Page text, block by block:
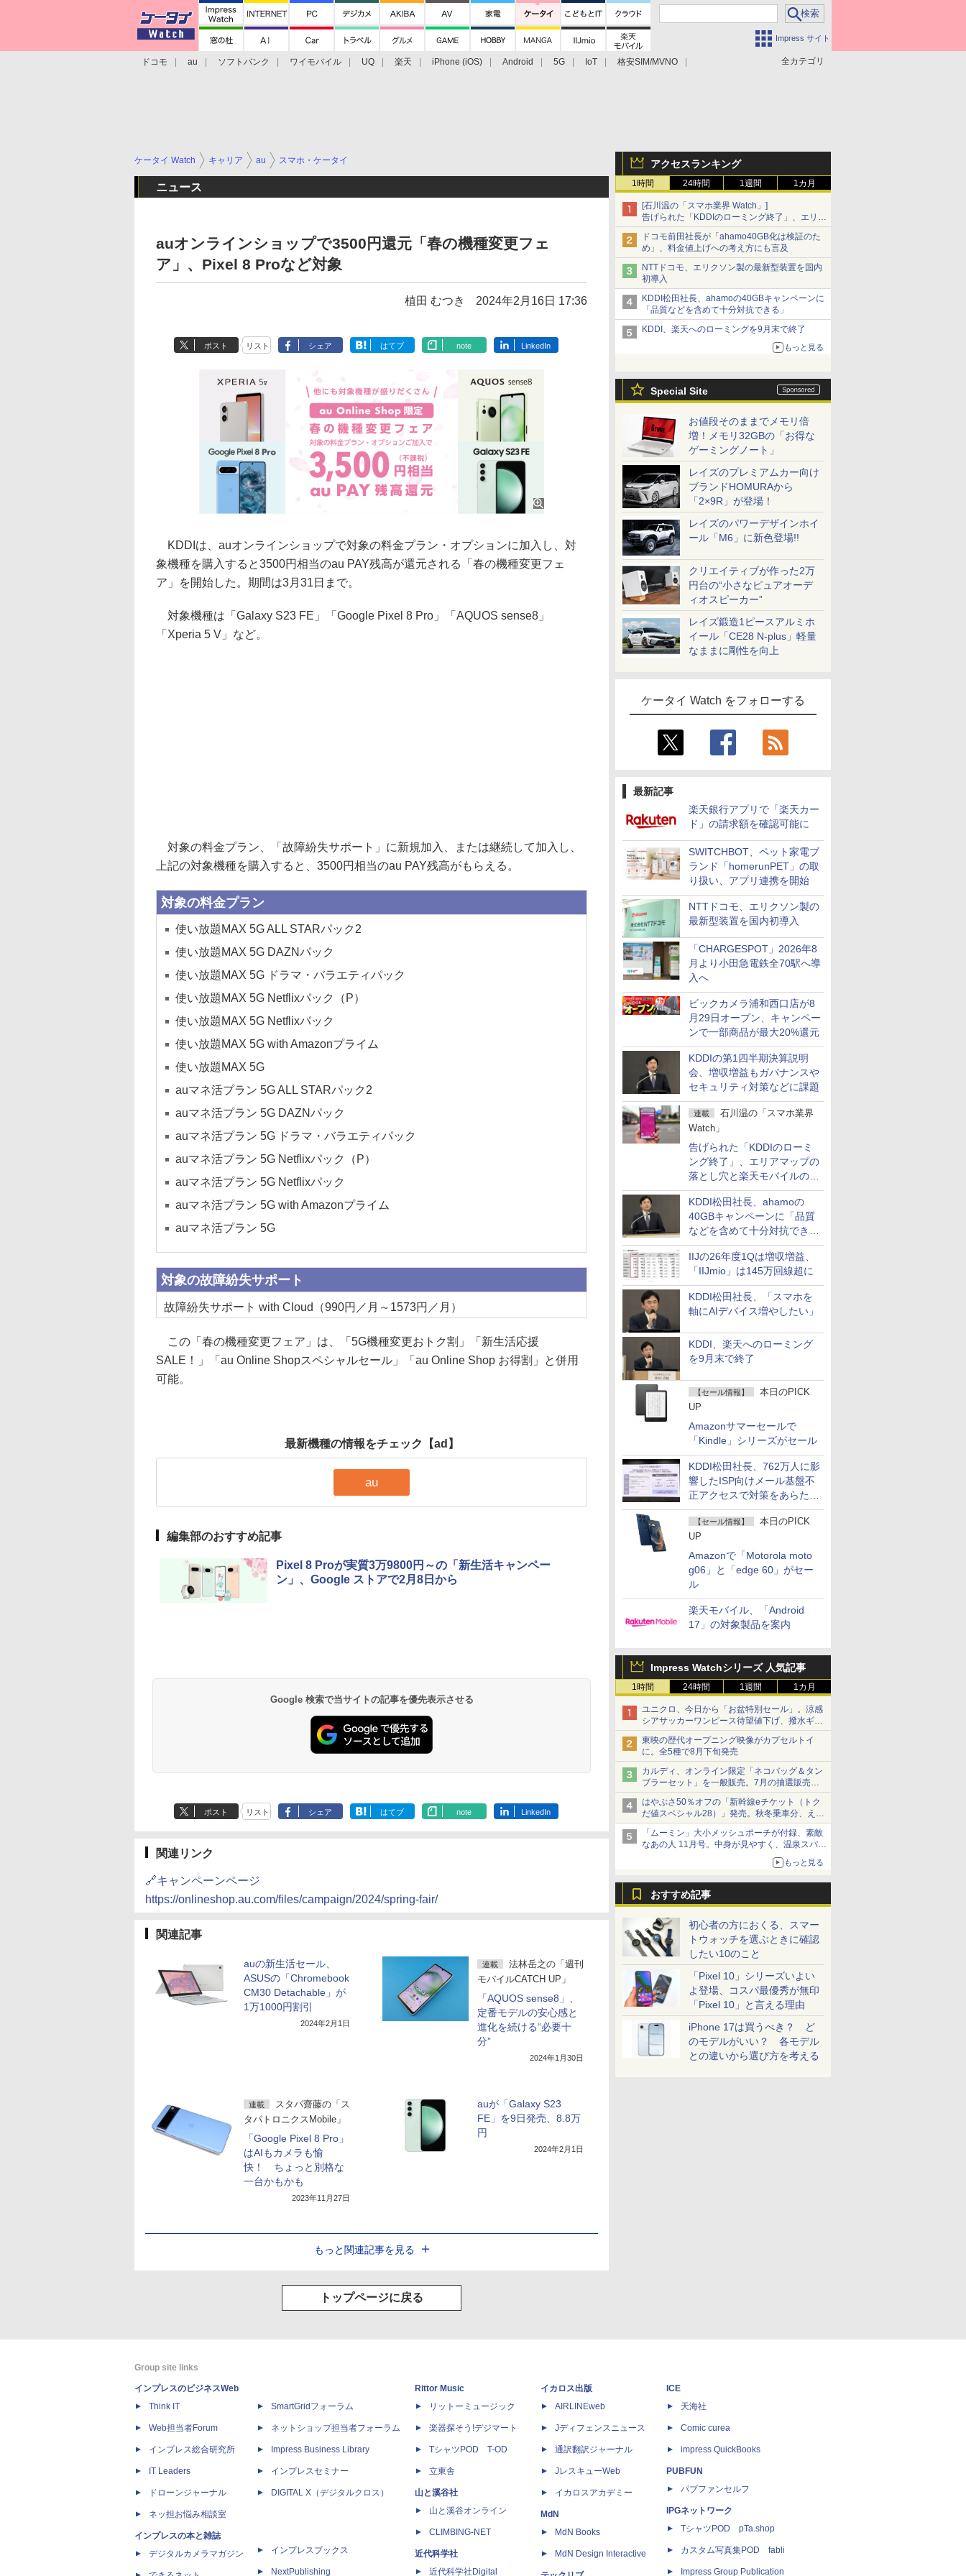
Impress サイト
全カテゴリ
ドコモ au ソフトバンク ワイモバイル UQ 楽天 iPhone (iOS) Android 5G IoT
格安SIM/MVNO
アクセスランキング
1時間 24時間 1週間 1カ月
[石川温の「スマホ業界 Watch」]
告げられた「KDDIのローミング終了」、エリア
マップの落とし穴と楽天モバイルの課題
ドコモ前田社長が「ahamo40GB化は検証のた
め」、料金値上げへの考え方にも言及
NTTドコモ、エリクソン製の最新型装置を国内
初導入
KDDI松田社長、ahamoの40GBキャンペーンに
「品質などを含めて十分対抗できる」
KDDI、楽天へのローミングを9月末で終了
もっと見る
Special Site
お値段そのままでメモリ倍
増！メモリ32GBの「お得な
ゲーミングノート」
レイズのプレミアムカー向け
ブランドHOMURAから
「2×9R」が登場！
レイズのパワーデザインホイ
ール「M6」に新色登場!!
クリエイティブが作った2万
円台の“小さなピュアオーデ
ィオスピーカー”
レイズ鍛造1ピースアルミホ
イール「CE28 N-plus」軽量
なままに剛性を向上
ケータイ Watch をフォローする
最新記事
楽天銀行アプリで「楽天カー
ド」の請求額を確認可能に
SWITCHBOT、ペット家電ブ
ランド「homerunPET」の取
り扱い、アプリ連携を開始
NTTドコモ、エリクソン製の
最新型装置を国内初導入
「CHARGESPOT」2026年8
月より小田急電鉄全70駅へ導
入へ
ビックカメラ浦和西口店が8
月29日オープン、キャンペー
ンで一部商品が最大20%還元
KDDIの第1四半期決算説明
会、増収増益もガバナンスや
セキュリティ対策などに課題
連載
石川温の「スマホ業界
Watch」
告げられた「KDDIのローミ
ング終了」、エリアマップの
落とし穴と楽天モバイルの課
題
KDDI松田社長、ahamoの
40GBキャンペーンに「品質
などを含めて十分対抗でき
る」
IIJの26年度1Qは増収増益、
「IIJmio」は145万回線超に
KDDI松田社長、「スマホを
軸にAIデバイス増やしたい」
KDDI、楽天へのローミング
を9月末で終了
【セール情報】
本日のPICK
UP
Amazonサマーセールで
「Kindle」シリーズがセール
KDDI松田社長、762万人に影
響したISP向けメール基盤不
正アクセスで対策をあらため
て説明
【セール情報】
本日のPICK
UP
Amazonで「Motorola moto
g06」と「edge 60」がセー
ル
楽天モバイル、「Android
17」の対象製品を案内
Impress Watchシリーズ 人気記事
1時間 24時間 1週間 1カ月
ユニクロ、今日から「お盆特別セール」。涼感
シアサッカーワンピース待望値下げ、撥水ギア
ショーツは1990円に
東映の歴代オープニング映像がカプセルトイ
に。全5種で8月下旬発売
カルディ、オンライン限定「ネコバッグ＆タン
ブラーセット」を一般販売。7月の抽選販売の
当選無効分
はやぶさ50％オフの「新幹線eチケット（トク
だ値スペシャル28）」発売。秋冬乗車分、えき
ねっと限定
「ムーミン」大小メッシュポーチが付録、素敵
なあの人 11月号。中身が見やすく、温泉スパに
もっと見る
おすすめ記事
初心者の方におくる、スマー
トウォッチを選ぶときに確認
したい10のこと
「Pixel 10」シリーズいよい
よ登場、コスパ最優秀が無印
「Pixel 10」と言える理由
iPhone 17は買うべき？ ど
のモデルがいい？ 各モデル
との違いから選び方を考える
ケータイ Watch キャリア au スマホ・ケータイ
ニュース
auオンラインショップで3500円還元「春の機種変更フェ
ア」、Pixel 8 Proなど対象
植田 むつき 2024年2月16日 17:36
ポスト リスト シェア はてブ note LinkedIn
KDDIは、auオンラインショップで対象の料金プラン・オプションに加入し、対
象機種を購入すると3500円相当のau PAY残高が還元される「春の機種変更フェ
ア」を開始した。期間は3月31日まで。
対象機種は「Galaxy S23 FE」「Google Pixel 8 Pro」「AQUOS sense8」
「Xperia 5 V」など。
対象の料金プラン、「故障紛失サポート」に新規加入、または継続して加入し、
上記の対象機種を購入すると、3500円相当のau PAY残高がもらえる。
対象の料金プラン
使い放題MAX 5G ALL STARパック2
使い放題MAX 5G DAZNパック
使い放題MAX 5G ドラマ・バラエティパック
使い放題MAX 5G Netflixパック（P）
使い放題MAX 5G Netflixパック
使い放題MAX 5G with Amazonプライム
使い放題MAX 5G
auマネ活プラン 5G ALL STARパック2
auマネ活プラン 5G DAZNパック
auマネ活プラン 5G ドラマ・バラエティパック
auマネ活プラン 5G Netflixパック（P）
auマネ活プラン 5G Netflixパック
auマネ活プラン 5G with Amazonプライム
auマネ活プラン 5G
対象の故障紛失サポート
故障紛失サポート with Cloud（990円／月～1573円／月）
この「春の機種変更フェア」は、「5G機種変更おトク割」「新生活応援
SALE！」「au Online Shopスペシャルセール」「au Online Shop お得割」と併用
可能。
最新機種の情報をチェック 【ad】
au
編集部のおすすめ記事
Pixel 8 Proが実質3万9800円～の「新生活キャンペー
ン」、Google ストアで2月8日から
Google 検索で当サイトの記事を優先表示させる
ポスト リスト シェア はてブ note LinkedIn
関連リンク
🔗キャンペーンページ
https://onlineshop.au.com/files/campaign/2024/spring-fair/
関連記事
auの新生活セール、
ASUSの「Chromebook
CM30 Detachable」が
1万1000円割引
2024年2月1日
連載
法林岳之の「週刊
モバイルCATCH UP」
「AQUOS sense8」、
定番モデルの安心感と
進化を続ける“必要十
分”
2024年1月30日
連載
スタパ齋藤の「ス
タパトロニクスMobile」
「Google Pixel 8 Pro」
はAIもカメラも愉
快！ ちょっと別格な
一台かもかも
2023年11月27日
auが「Galaxy S23
FE」を9日発売、8.8万
円
2024年2月1日
もっと関連記事を見る
トップページに戻る
Group site links
インプレスのビジネスWeb
Think IT
Web担当者Forum
インプレス総合研究所
IT Leaders
ドローンジャーナル
ネッ担お悩み相談室
インプレスの本と雑誌
デジタルカメラマガジン
SmartGridフォーラム
ネットショップ担当者フォーラム
Impress Business Library
インプレスセミナー
DIGITAL X（デジタルクロス）
インプレスブックス
NextPublishing
Rittor Music
リットーミュージック
楽器探そう!デジマート
TシャツPOD T-OD
立東舎
山と溪谷社
山と溪谷オンライン
CLIMBING-NET
近代科学社
近代科学社Digital
イカロス出版
AIRLINEweb
Jディフェンスニュース
通訳翻訳ジャーナル
JレスキューWeb
イカロスアカデミー
MdN
MdN Books
MdN Design Interactive
ICE
天海社
Comic curea
impress QuickBooks
PUBFUN
パブファンセルフ
IPGネットワーク
TシャツPOD pTa.shop
カスタム写真集POD fabli
Impress Group Publication